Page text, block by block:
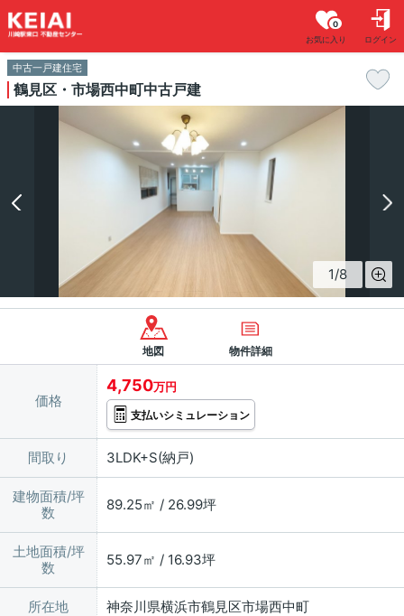
お気に入り
0
ログイン
中古一戸建住宅
鶴見区・市場西中町中古戸建
1/8
地図 物件詳細
価格
4,750万円
支払いシミュレーション
間取り 3LDK+S(納戸)
建物面積/坪
数
89.25㎡ / 26.99坪
土地面積/坪
数
55.97㎡ / 16.93坪
所在地 神奈川県横浜市鶴見区市場西中町